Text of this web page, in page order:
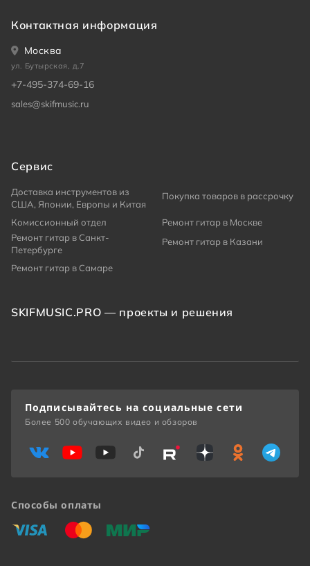
Контактная информация
Москва
ул. Бутырская, д.7
+7-495-374-69-16
sales@skifmusic.ru
Сервис
Доставка инструментов из
США, Японии, Европы и Китая
Покупка товаров в рассрочку
Комиссионный отдел
Ремонт гитар в Москве
Ремонт гитар в Санкт-
Петербурге
Ремонт гитар в Казани
Ремонт гитар в Самаре
SKIFMUSIC.PRO — проекты и решения
Способы оплаты
«Виза» «Мастеркард»
«Мир»
Подписывайтесь на социальные сети
Более 500 обучающих видео и обзоров